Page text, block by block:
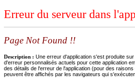
Erreur du serveur dans
Page Not Found !!
Description : Une erreur d'application s'est produite
d'erreur personnalisés actuels pour cette application
des détails de l'erreur de l'application (pour des
peuvent être affichés par les navigateurs qui